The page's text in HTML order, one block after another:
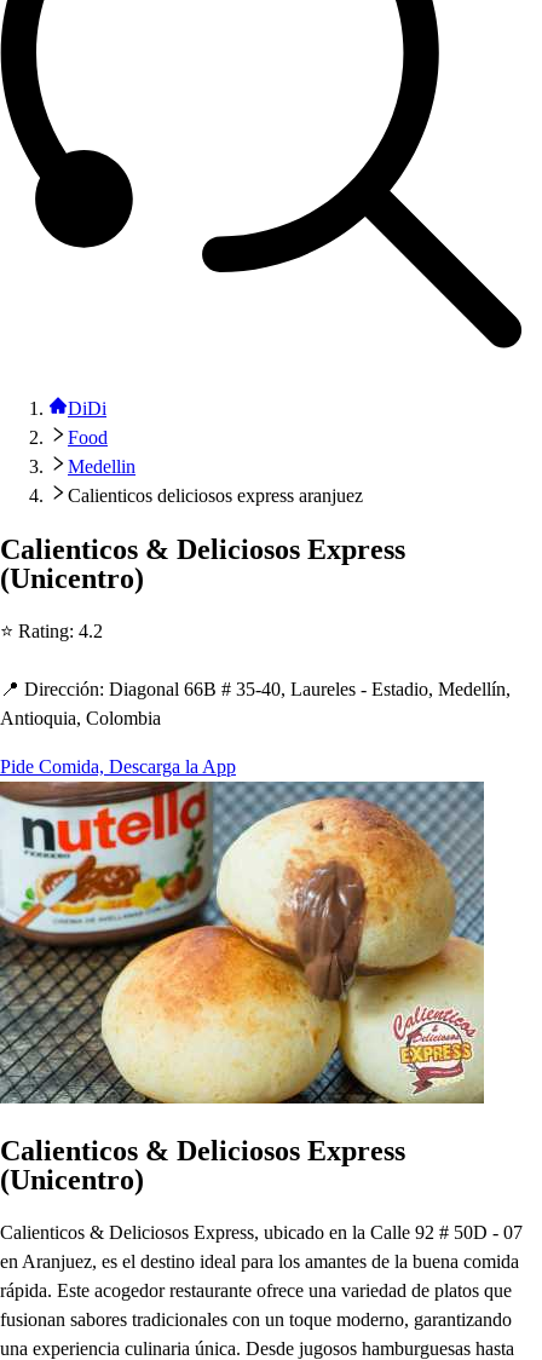
DiDi
Food
Medellin
Calienticos deliciosos express aranjuez
Calienticos & Deliciosos Express
(Unicentro)
⭐ Rating: 4.2
📍 Dirección: Diagonal 66B # 35-40, Laureles - Estadio, Medellín,
Antioquia, Colombia
Pide Comida, Descarga la App
Calienticos & Deliciosos Express
(Unicentro)
Calienticos & Deliciosos Express, ubicado en la Calle 92 # 50D - 07
en Aranjuez, es el destino ideal para los amantes de la buena comida
rápida. Este acogedor restaurante ofrece una variedad de platos que
fusionan sabores tradicionales con un toque moderno, garantizando
una experiencia culinaria única. Desde jugosos hamburguesas hasta